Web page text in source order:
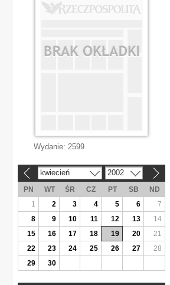
Wydanie: 2599
kwiecień 2002
PN WT ŚR CZ PT SB
ND
1
2 3 4 5 6
7
8
9 10 11 12 13
14
15
16 17 18 19 20
21
22
23 24 25 26 27
28
29
30